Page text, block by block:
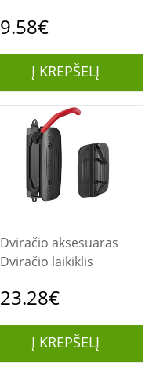
9.58€
Į KREPŠELĮ
Dviračio aksesuaras
Dviračio laikiklis
23.28€
Į KREPŠELĮ